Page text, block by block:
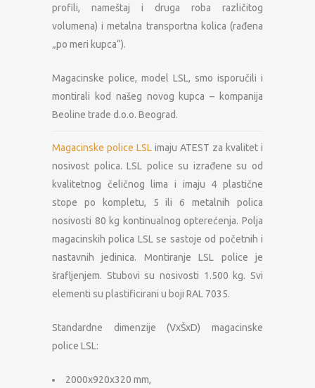
profili, nameštaj i druga roba različitog
volumena) i metalna transportna kolica (rađena
„po meri kupca“).
Magacinske police, model LSL, smo isporučili i
montirali kod našeg novog kupca – kompanija
Beoline trade d.o.o. Beograd.
Magacinske police LSL imaju ATEST za kvalitet i
nosivost polica. LSL police su izrađene su od
kvalitetnog čeličnog lima i imaju 4 plastične
stope po kompletu, 5 ili 6 metalnih polica
nosivosti 80 kg kontinualnog opterećenja. Polja
magacinskih polica LSL se sastoje od početnih i
nastavnih jedinica. Montiranje LSL police je
šrafljenjem. Stubovi su nosivosti 1.500 kg. Svi
elementi su plastificirani u boji RAL 7035.
Standardne dimenzije (VxŠxD) magacinske
police LSL:
2000x920x320 mm,